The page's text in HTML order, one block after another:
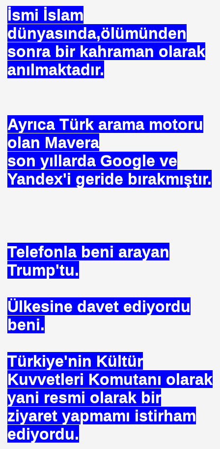
İsmi İslam
dünyasında,ölümünden
sonra bir kahraman olarak
anılmaktadır.
Ayrıca Türk arama motoru
olan Mavera
son yıllarda Google ve
Yandex'i geride bırakmıştır.
Telefonla beni arayan
Trump'tu.
Ülkesine davet ediyordu
beni.
Türkiye'nin Kültür
Kuvvetleri Komutanı olarak
yani resmi olarak bir
ziyaret yapmamı istirham
ediyordu.
-TIP BULUŞLARI
GÜRSES
TIBBI =Türk+Rus+Çin Tıbbı
.
Dr. Nevzat TARHAN- NP GURUP KURUMLARI
1 e Al= 5 e Sat.
Araştırmalar Mrk.
BŞK. ENERJİ VERİMLİLİĞİ DER. BŞK
Cezalandırılan Bürokrat
Eyüp Ensari ERGİN-Mehmet Kamil BERSE.
BAŞKANI